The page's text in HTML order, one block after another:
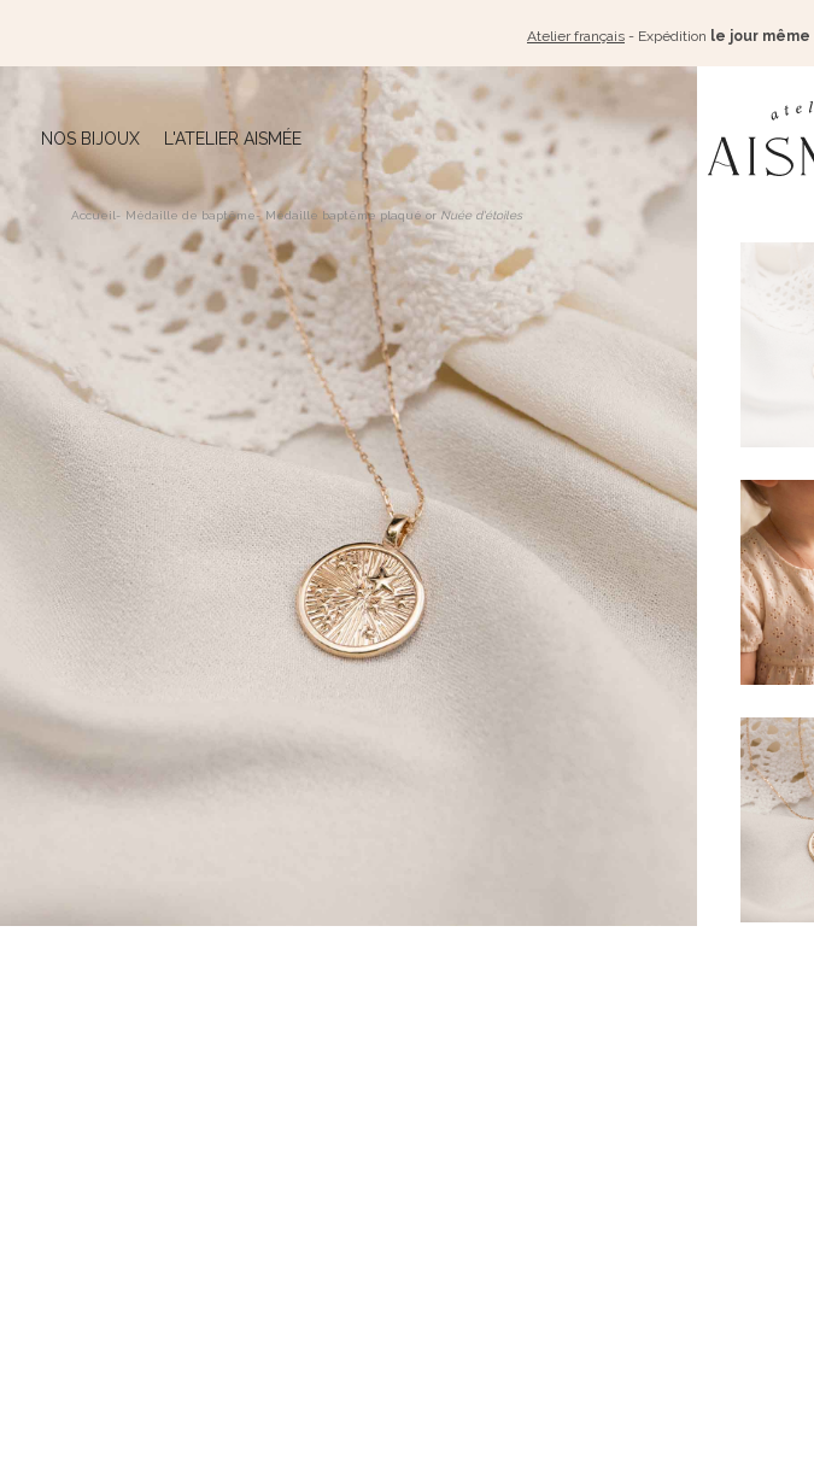
Atelier français - Expédition le jour même
NOS BIJOUX L'ATELIER AISMÉE
Accueil- Médaille de baptême- Médaille baptême plaqué or Nuée d'étoiles